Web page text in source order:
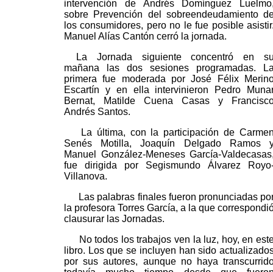
intervención de Andrés Domínguez
sobre Prevención del sobreendeudamiento
los consumidores, pero no le fue posible
Manuel Alías Cantón cerró la jornada.
La Jornada siguiente concentró en
mañana las dos sesiones programadas.
primera fue moderada por José Félix
Escartín y en ella intervinieron Pedro
Bernat, Matilde Cuena Casas y
Andrés Santos.
La última, con la participación de
Senés Motilla, Joaquín Delgado Ramos
Manuel González-Meneses García-
fue dirigida por Segismundo Álvarez
Villanova.
Las palabras finales fueron pronunciadas
la profesora Torres García, a la que
clausurar las Jornadas.
No todos los trabajos ven la luz, hoy, en
libro. Los que se incluyen han sido
por sus autores, aunque no haya